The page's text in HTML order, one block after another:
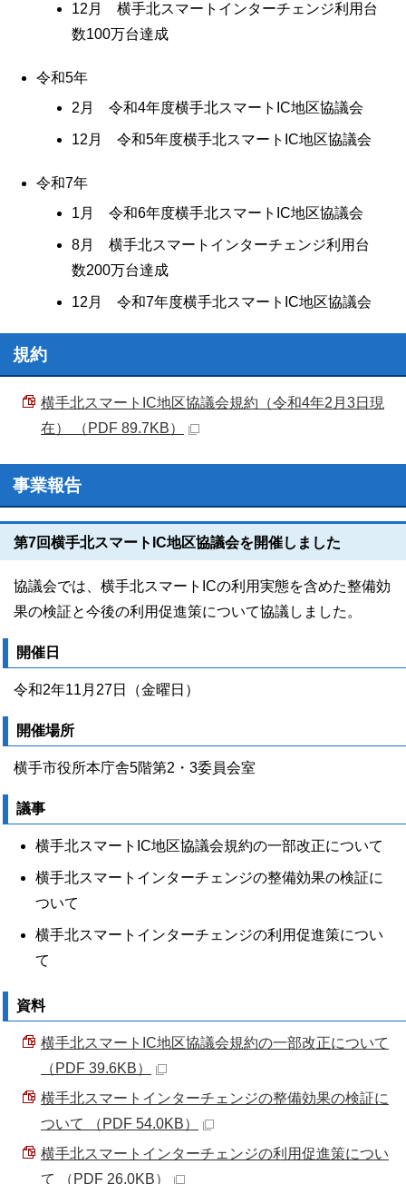
12月 横手北スマートインターチェンジ利用台
数100万台達成
令和5年
2月 令和4年度横手北スマートIC地区協議会
12月 令和5年度横手北スマートIC地区協議会
令和7年
1月 令和6年度横手北スマートIC地区協議会
8月 横手北スマートインターチェンジ利用台
数200万台達成
12月 令和7年度横手北スマートIC地区協議会
規約
横手北スマートIC地区協議会規約（令和4年2月3日現
在） （PDF 89.7KB）
事業報告
第7回横手北スマートIC地区協議会を開催しました
協議会では、横手北スマートICの利用実態を含めた整備効
果の検証と今後の利用促進策について協議しました。
開催日
令和2年11月27日（金曜日）
開催場所
横手市役所本庁舎5階第2・3委員会室
議事
横手北スマートIC地区協議会規約の一部改正について
横手北スマートインターチェンジの整備効果の検証に
ついて
横手北スマートインターチェンジの利用促進策につい
て
資料
横手北スマートIC地区協議会規約の一部改正について
（PDF 39.6KB）
横手北スマートインターチェンジの整備効果の検証に
ついて （PDF 54.0KB）
横手北スマートインターチェンジの利用促進策につい
て （PDF 26.0KB）